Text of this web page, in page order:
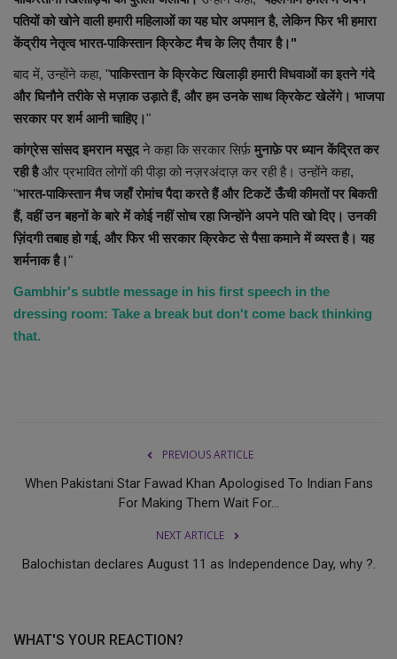
पतियों को खोने वाली हमारी महिलाओं का यह घोर अपमान है, लेकिन फिर भी हमारा
केंद्रीय नेतृत्व भारत-पाकिस्तान क्रिकेट मैच के लिए तैयार है।"
बाद में, उन्होंने कहा, "पाकिस्तान के क्रिकेट खिलाड़ी हमारी विधवाओं का इतने गंदे
और घिनौने तरीके से मज़ाक उड़ाते हैं, और हम उनके साथ क्रिकेट खेलेंगे। भाजपा
सरकार पर शर्म आनी चाहिए।"
कांग्रेस सांसद इमरान मसूदने कहा कि सरकार सिर्फ़ मुनाफ़े पर ध्यान केंद्रित कर
रही हैऔर प्रभावित लोगों की पीड़ा को नज़रअंदाज़ कर रही है। उन्होंने कहा,
"भारत-पाकिस्तान मैच जहाँ रोमांच पैदा करते हैं और टिकटें ऊँची कीमतों पर बिकती
हैं, वहीं उन बहनों के बारे में कोई नहीं सोच रहा जिन्होंने अपने पति खो दिए। उनकी
ज़िंदगी तबाह हो गई, और फिर भी सरकार क्रिकेट से पैसा कमाने में व्यस्त है। यह
शर्मनाक है।"
Gambhir's subtle message in his first speech in the
dressing room: Take a break but don't come back thinking
that.
PREVIOUS ARTICLE
When Pakistani Star Fawad Khan Apologised To Indian Fans
For Making Them Wait For...
NEXT ARTICLE
Balochistan declares August 11 as Independence Day, why ?.
WHAT'S YOUR REACTION?